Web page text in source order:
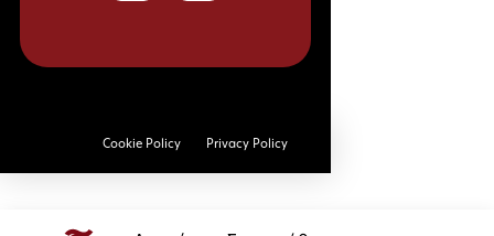
Cookie Policy Privacy Policy